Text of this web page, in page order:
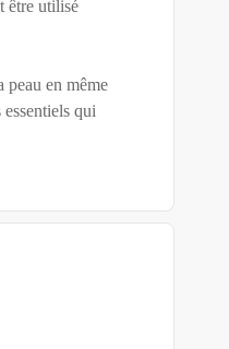
être utilisé
peau en même
qui